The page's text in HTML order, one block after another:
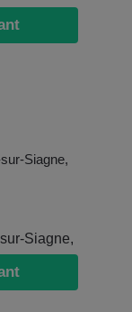
Siagne,